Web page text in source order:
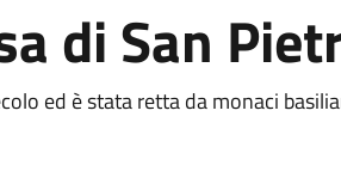
di San
ed è stata retta da monaci